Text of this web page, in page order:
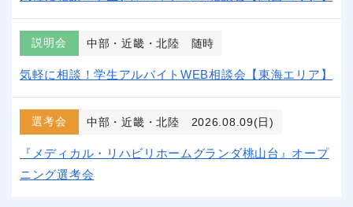
説明会 中部・近畿・北陸 随時
気軽に相談！学生アルバイトWEB相談会【東海エリア】
選考会 中部・近畿・北陸 2026.08.09(日)
『メディカル・リハビリホームグランダ桃山台』オープ
ニング選考会